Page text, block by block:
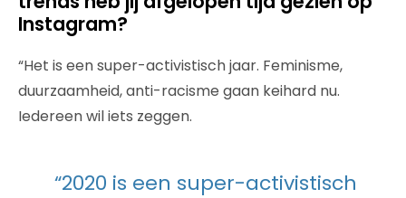
Instagram?
“Het is een super-activistisch jaar. Feminisme,
duurzaamheid, anti-racisme gaan keihard nu.
Iedereen wil iets zeggen.
“2020 is een super-activistisch